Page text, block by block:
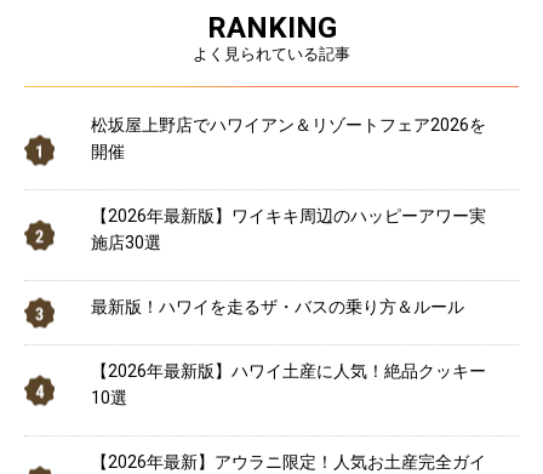
RANKING
よく見られている記事
松坂屋上野店でハワイアン＆リゾートフェア2026を
開催
【2026年最新版】ワイキキ周辺のハッピーアワー実
施店30選
最新版！ハワイを走るザ・バスの乗り方＆ルール
【2026年最新版】ハワイ土産に人気！絶品クッキー
10選
【2026年最新】アウラニ限定！人気お土産完全ガイ